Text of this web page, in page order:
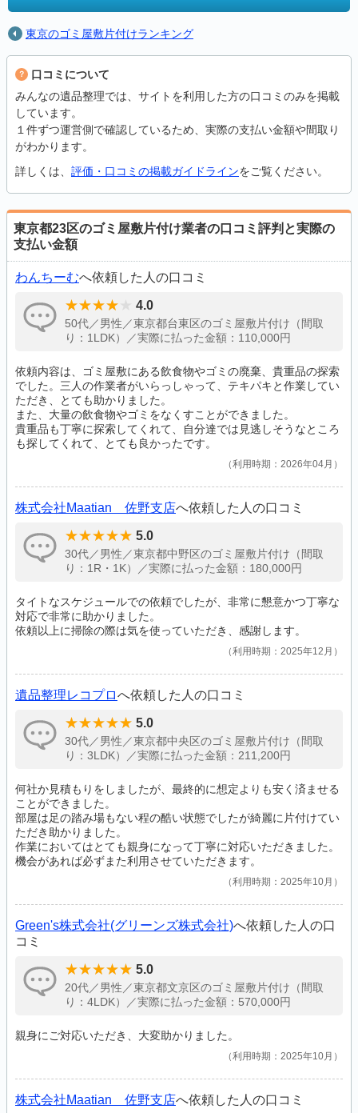
東京のゴミ屋敷片付けランキング
口コミについて
みんなの遺品整理では、サイトを利用した方の口コミのみを掲載
しています。
１件ずつ運営側で確認しているため、実際の支払い金額や間取り
がわかります。
詳しくは、 評価・口コミの掲載ガイドラインをご覧ください。
東京都23区のゴミ屋敷片付け業者の口コミ評判と実際の
支払い金額
わんちーむへ依頼した人の口コミ
4.0
50代／男性／東京都台東区のゴミ屋敷片付け（間取
り：1LDK）／実際に払った金額：110,000円
依頼内容は、ゴミ屋敷にある飲食物やゴミの廃棄、貴重品の探索
でした。三人の作業者がいらっしゃって、テキパキと作業してい
ただき、とても助かりました。
また、大量の飲食物やゴミをなくすことができました。
貴重品も丁寧に探索してくれて、自分達では見逃しそうなところ
も探してくれて、とても良かったです。
利用時期：2026年04月
株式会社Maatian 佐野支店へ依頼した人の口コミ
5.0
30代／男性／東京都中野区のゴミ屋敷片付け（間取
り：1R・1K）／実際に払った金額：180,000円
タイトなスケジュールでの依頼でしたが、非常に懇意かつ丁寧な
対応で非常に助かりました。
依頼以上に掃除の際は気を使っていただき、感謝します。
利用時期：2025年12月
遺品整理レコプロへ依頼した人の口コミ
5.0
30代／男性／東京都中央区のゴミ屋敷片付け（間取
り：3LDK）／実際に払った金額：211,200円
何社か見積もりをしましたが、最終的に想定よりも安く済ませる
ことができました。
部屋は足の踏み場もない程の酷い状態でしたが綺麗に片付けてい
ただき助かりました。
作業においてはとても親身になって丁寧に対応いただきました。
機会があれば必ずまた利用させていただきます。
利用時期：2025年10月
Green's株式会社(グリーンズ株式会社)へ依頼した人の口
コミ
5.0
20代／男性／東京都文京区のゴミ屋敷片付け（間取
り：4LDK）／実際に払った金額：570,000円
親身にご対応いただき、大変助かりました。
利用時期：2025年10月
株式会社Maatian 佐野支店へ依頼した人の口コミ